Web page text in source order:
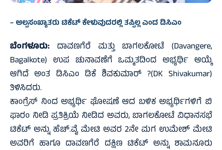
– ಅಲ್ಪಸಂಖ್ಯಾತರು ಟಿಕೆಟ್ ಕೇಳುವುದರಲ್ಲಿ ತಪ್ಪಿಲ್ಲ ಎಂದ ಡಿಸಿಎಂ
ಬೆಂಗಳೂರು: ದಾವಣಗೆರೆ ಮತ್ತು ಬಾಗಲಕೋಟೆ (Davangere,
Bagalkote) ಉಪ ಚುನಾವಣೆಗೆ ಒಮ್ಮತದಿಂದ ಅಭ್ಯರ್ಥಿ ಆಯ್ಕೆ
ಆಗಿದೆ ಅಂತ ಡಿಸಿಎಂ ಡಿಕೆ ಶಿವಕುಮಾರ್ ?(DK Shivakumar)
ತಿಳಿಸಿದರು.
ಕಾಂಗ್ರೆಸ್ ನಿಂದ ಅಭ್ಯರ್ಥಿ ಘೋಷಣೆ ಆದ ಬಳಿಕ ಅಭ್ಯರ್ಥಿಗಳಿಗೆ ಬಿ
ಫಾರಂ ನೀಡಿ ಪ್ರತಿಕ್ರಿಯೆ ನೀಡಿದ ಅವರು, ಬಾಗಲಕೋಟೆ ವಿಧಾನಸಭೆ
ಟಿಕೆಟ್ ಅನ್ನು ಹೆಚ್‌.ವೈ ಮೇಟಿ ಅವರ 2ನೇ ಮಗ ಉಮೇಶ್ ಮೇಟಿ
ಅವರಿಗೆ ಹಾಗೂ ದಾವಣಗೆರೆ ದಕ್ಷಿಣ ಟಿಕೆಟ್ ಅನ್ನು ಶಾಮನೂರು